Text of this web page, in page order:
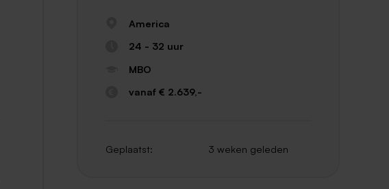
America
24 - 32 uur
MBO
vanaf € 2.639,-
Geplaatst: 3 weken geleden